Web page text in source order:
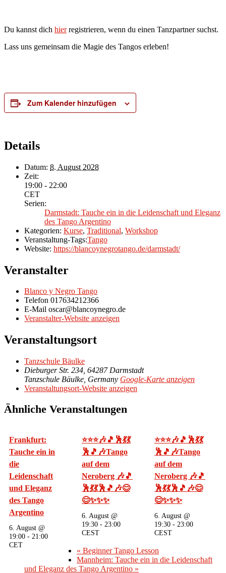
Du kannst dich hierregistrieren, wenn du einen Tanzpartner suchst.
Lass uns gemeinsam die Magie des Tangos erleben!
Zum Kalender hinzufügen
Details
Datum: 8. August 2028
Zeit:
19:00 - 22:00
CET
Serien:
Darmstadt: Tauche ein in die Leidenschaft und Eleganz
des Tango Argentino
Kategorien: Kurse, Traditional, Workshop
Veranstaltung-Tags:Tango
Website: https://blancoynegrotango.de/darmstadt/
Veranstalter
Blanco y Negro Tango
Telefon 017634212366
E-Mail oscar@blancoynegro.de
Veranstalter-Website anzeigen
Veranstaltungsort
Tanzschule Bäulke
Dieburger Str. 234, 64287 Darmstadt
Tanzschule Bäulke Germany Google-Karte anzeigen
Veranstaltungsort-Website anzeigen
Ähnliche Veranstaltungen
Frankfurt:
Tauche ein in
die
Leidenschaft
und Eleganz
des Tango
Argentino
6. August @
19:00 - 21:00
CET
⭐⭐⭐🎶🎵🕺💃💃
🕺🎵🎶Tango
auf dem
Neroberg 🎶🎵
🕺💃💃🕺🎵🎶😊
😊✨✨✨
6. August @
19:30 - 23:00
CEST
⭐⭐⭐🎶🎵🕺💃💃
🕺🎵🎶Tango
auf dem
Neroberg 🎶🎵
🕺💃💃🕺🎵🎶😊
😊✨✨✨
6. August @
19:30 - 23:00
CEST
« Beginner Tango Lesson
Mannheim: Tauche ein in die Leidenschaft
und Eleganz des Tango Argentino »